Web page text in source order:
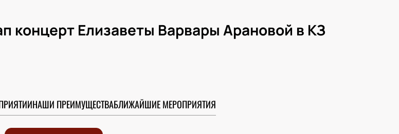
концерт Елизаветы Варвары Арановой в КЗ
НАШИ ПРЕИМУЩЕСТВАБЛИЖАЙШИЕ МЕРОПРИЯТИЯ